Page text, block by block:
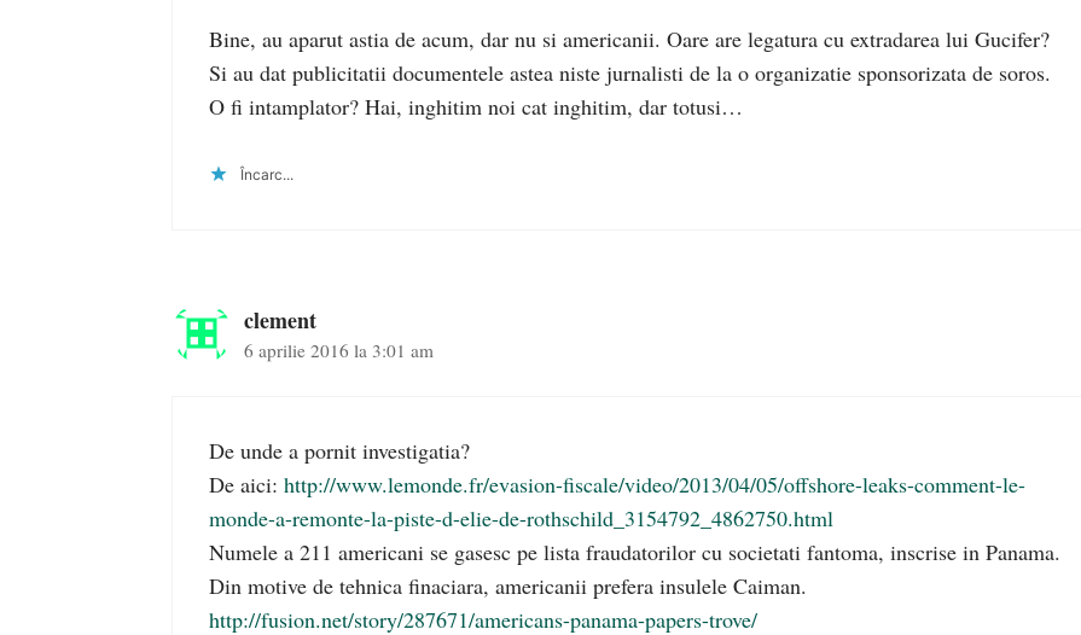
Bine, au aparut astia de acum, dar nu si americanii. Oare are legatura cu extradarea lui Gucifer?
Si au dat publicitatii documentele astea niste jurnalisti de la o organizatie sponsorizata de soros.
O fi intamplator? Hai, inghitim noi cat inghitim, dar totusi…
Încarc...
clement
6 aprilie 2016 la 3:01 am
De unde a pornit investigatia?
De aici: http://www.lemonde.fr/evasion-fiscale/video/2013/04/05/offshore-leaks-comment-le-
monde-a-remonte-la-piste-d-elie-de-rothschild_3154792_4862750.html
Numele a 211 americani se gasesc pe lista fraudatorilor cu societati fantoma, inscrise in Panama.
Din motive de tehnica finaciara, americanii prefera insulele Caiman.
http://fusion.net/story/287671/americans-panama-papers-trove/